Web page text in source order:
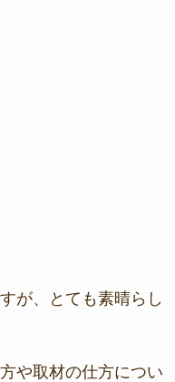
が、とても素晴らし
や取材の仕方につい